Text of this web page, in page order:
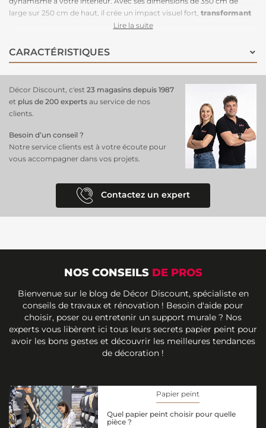
large sur 250 cm de haut, il crée un impact visuel fort, transformant
en un élément de décoration fascinant. Son
bulles de savon, est rehaussé par une palette de couleurs vives et
éclatantes. Cette combinaison de nuances crée une ambiance
bureaux ou les chambres d'enfants. Parfait pour ceux qui désirent
faire une déclaration audacieuse dans leur maison, ce
papier peint
panoramique
attire inévitablement tous les regards et inspire une
Lire la suite
CARACTÉRISTIQUES
Décor Discount, c'est 23 magasins depuis 1987
et plus de 200 experts au service de nos
clients.
Besoin d’un conseil ?
Notre service clients est à votre écoute pour
vous accompagner dans vos projets.
Contactez un expert
NOS CONSEILS DE PROS
Bienvenue sur le blog de Décor Discount, spécialiste en
conseils de travaux et rénovation ! Besoin d'aide pour
choisir, poser ou entretenir un support murale ? Nos
experts vous libèrent ici tous leurs secrets papier peint pour
avoir les bons gestes et découvrir les meilleures tendances
de décoration !
Papier peint
Quel papier peint choisir pour quelle
pièce ?